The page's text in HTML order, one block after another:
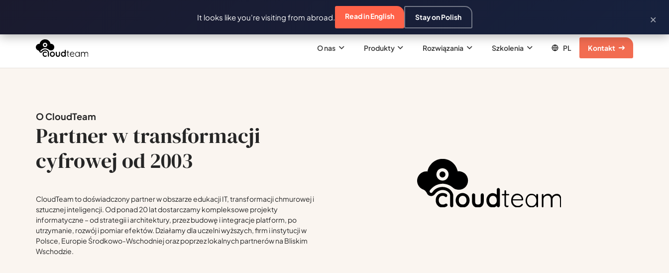
O nas Produkty Rozwiązania Szkolenia Kontakt
O CloudTeam
Partner w transformacji
cyfrowej od 2003
CloudTeam to doświadczony partner w obszarze edukacji IT, transformacji chmurowej i
sztucznej inteligencji. Od ponad 20 lat dostarczamy kompleksowe projekty
informatyczne – od strategii i architektury, przez budowę i integracje platform, po
utrzymanie, rozwój i pomiar efektów. Działamy dla uczelni wyższych, firm i instytucji w
Polsce, Europie Środkowo-Wschodniej oraz poprzez lokalnych partnerów na Bliskim
Wschodzie.
It looks like you're visiting from abroad. Read in English Stay on Polish ×